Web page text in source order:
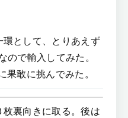
として、とりあえず
で輸入してみた。
敢に挑んでみた。
裏向きに取る。後は